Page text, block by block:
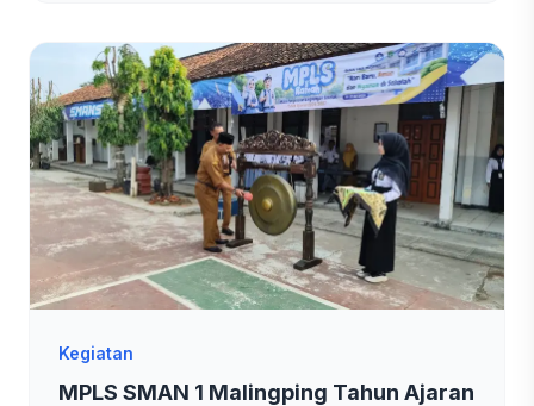
Kegiatan
MPLS SMAN 1 Malingping Tahun Ajaran